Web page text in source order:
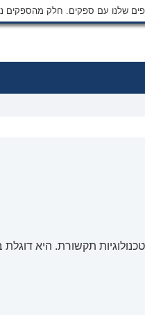
שלנו עם ספקים. חלק
תקשורת. היא